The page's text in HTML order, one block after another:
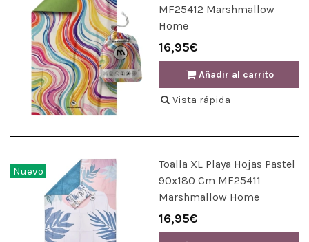
MF25412 Marshmallow
Home
16,95€
Añadir al carrito
Vista rápida
Nuevo
Toalla XL Playa Hojas Pastel
90x180 Cm MF25411
Marshmallow Home
16,95€